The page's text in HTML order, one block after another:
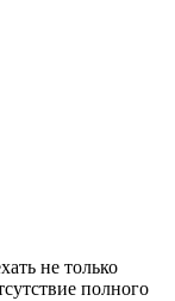
не только
полного